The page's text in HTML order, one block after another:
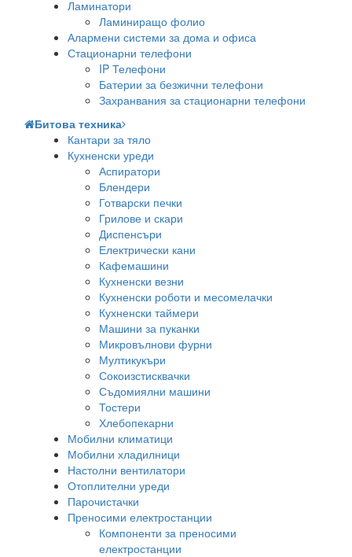
Ламинатори
Ламиниращо фолио
Алармени системи за дома и офиса
Стационарни телефони
IP Телефони
Батерии за безжични телефони
Захранвания за стационарни телефони
Битова техника
Кантари за тяло
Кухненски уреди
Аспиратори
Блендери
Готварски печки
Грилове и скари
Диспенсъри
Електрически кани
Кафемашини
Кухненски везни
Кухненски роботи и месомелачки
Кухненски таймери
Машини за пуканки
Микровълнови фурни
Мултикукъри
Сокоизстисквачки
Съдомиялни машини
Тостери
Хлебопекарни
Мобилни климатици
Мобилни хладилници
Настолни вентилатори
Отоплителни уреди
Парочистачки
Преносими електростанции
Компоненти за преносими
електростанции